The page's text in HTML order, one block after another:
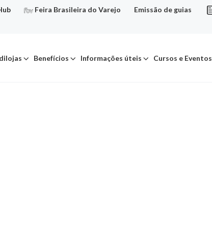
Feira Brasileira do Varejo Emissão de guias
Benefícios Informações úteis Cursos e Eventos